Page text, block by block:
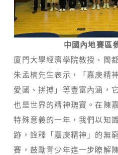
中國內地賽區
廈門大學經濟學院教授、閩
朱孟楠先生表示，「嘉庚精
愛國、拼搏」等豐富內涵，
也是世界的精神瑰寶。在陳
特殊意義的一年，我們以知
跡，詮釋「嘉庚精神」的無
賽，鼓勵青少年進一步瞭解